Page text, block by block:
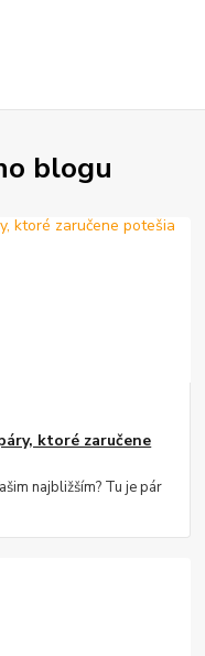
blogu
ktoré zaručene
najbližším? Tu je pár